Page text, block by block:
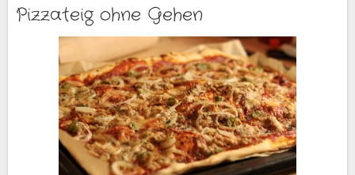
Pizzateig ohne Gehen